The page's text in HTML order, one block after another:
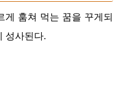
게 훔쳐 먹는 꿈을 꾸게되
성사된다.